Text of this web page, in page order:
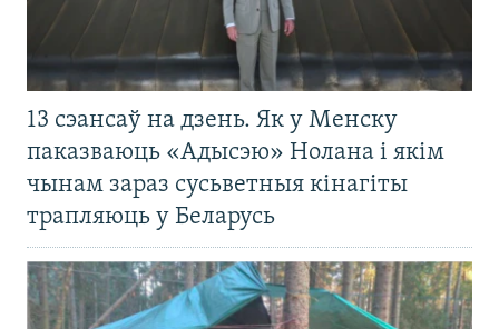
13 сэансаў на дзень. Як у Менску
паказваюць «Адысэю» Нолана і якім
чынам зараз сусьветныя кінагіты
трапляюць у Беларусь